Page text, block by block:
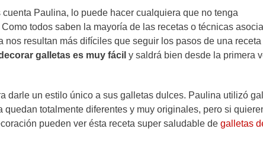
Paulina, lo puede hacer cualquiera que no tenga
todos saben la mayoría de las recetas o técnicas
resultan más difíciles que seguir los pasos de una receta
galletas es muy fácil y saldrá bien desde la primera
darle un estilo único a sus galletas dulces. Paulina utilizó
totalmente diferentes y muy originales, pero si
pueden ver ésta receta super saludable de galletas